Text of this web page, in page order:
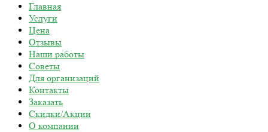
Главная
Услуги
Цена
Отзывы
Наши работы
Советы
Для организаций
Контакты
Заказать
Скидки/Акции
О компании